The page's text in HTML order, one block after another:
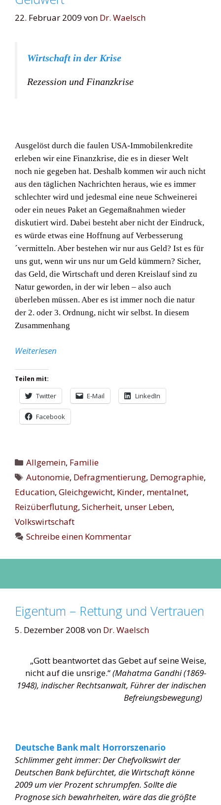
22. Februar 2009 von Dr. Waelsch
Wirtschaft in der Krise
Rezession und Finanzkrise
Ausgelöst durch die faulen USA-Immobilenkredite
erleben wir eine Finanzkrise, die es in dieser Welt
noch nie gegeben hat. Deshalb kommen wir auch nicht
aus den täglichen Nachrichten heraus, wie es immer
schlechter wird und jedesmal eine neue Schweinerei
oder ein neues Paket an Gegemaßnahmen wieder
diskutiert wird. Dabei besteht aber nicht der Eindruck,
es würde etwas eine Hoffnung auf Verbesserung
´vermitteln. Aber bestehen wir nur aus Geld? Ist es für
uns gut, wenn wir uns nur um Geld kümmern? Sicher,
das Geld, die Wirtschaft und deren Kreislauf sind zu
Natur geworden, in der wir leben – also auch
überleben müssen. Aber es ist immer noch die natur
der 2. oder 3. Ordnung, nicht wir selbst. In diesem
Zusammenhang
Weiterlesen
Teilen mit:
Twitter E-Mail LinkedIn
Facebook
Kategorien
Allgemein, Familie
Schlagwörter
Autonomie, Defragmentierung, Demographie,
Education, Gleichgewicht, Kinder, mentalnet,
Reizüberflutung, Sicherheit, unser Leben,
Volkswirtschaft
Schreibe einen Kommentar
Eigentum – Rettung und Vertrauen
5. Dezember 2008 von Dr. Waelsch
„Gott beantwortet das Gebet auf seine Weise,
nicht auf die unsrige.“(Mahatma Gandhi (1869-
1948), indischer Rechtsanwalt, Führer der indischen
Befreiungsbewegung)
Deutsche Bank malt Horrorszenario
Schlimmer geht immer: Der Chefvolkswirt der
Deutschen Bank befürchtet, die Wirtschaft könne
2009 um vier Prozent schrumpfen. Sollte die
Prognose sich bewahrheiten, wäre das die größte